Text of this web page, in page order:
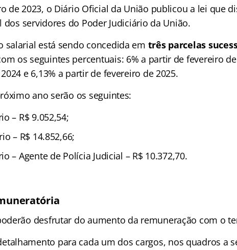
de 2023, o Diário Oficial da União publicou a lei que
dos servidores do Poder Judiciário da União.
salarial está sendo concedida em três parcelas
os seguintes percentuais: 6% a partir de fevereiro
e 6,13% a partir de fevereiro de 2025.
ano serão os seguintes:
– R$ 9.052,54;
– R$ 14.852,66;
– Agente de Polícia Judicial – R$ 10.372,70.
desfrutar do aumento da remuneração com o
para cada um dos cargos, nos quadros a